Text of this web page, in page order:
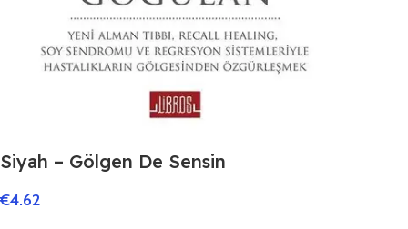
Siyah – Gölgen De Sensin
€4.62